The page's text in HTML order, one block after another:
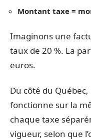
Montant taxe =
Imaginons une
taux de 20 %. La
euros.
Du côté du Québec,
fonctionne sur la
chaque taxe
vigueur, selon que